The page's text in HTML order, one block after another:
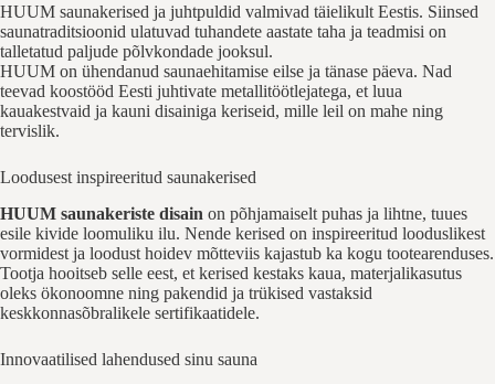
HUUM saunakerised ja juhtpuldid valmivad täielikult Eestis. Siinsed
saunatraditsioonid ulatuvad tuhandete aastate taha ja teadmisi on
talletatud paljude põlvkondade jooksul.
HUUM on ühendanud saunaehitamise eilse ja tänase päeva. Nad
teevad koostööd Eesti juhtivate metallitöötlejatega, et luua
kauakestvaid ja kauni disainiga keriseid, mille leil on mahe ning
tervislik.
Loodusest inspireeritud saunakerised
HUUM saunakeriste disain on põhjamaiselt puhas ja lihtne, tuues
esile kivide loomuliku ilu. Nende kerised on inspireeritud looduslikest
vormidest ja loodust hoidev mõtteviis kajastub ka kogu tootearenduses.
Tootja hooitseb selle eest, et kerised kestaks kaua, materjalikasutus
oleks ökonoomne ning pakendid ja trükised vastaksid
keskkonnasõbralikele sertifikaatidele.
Innovaatilised lahendused sinu sauna